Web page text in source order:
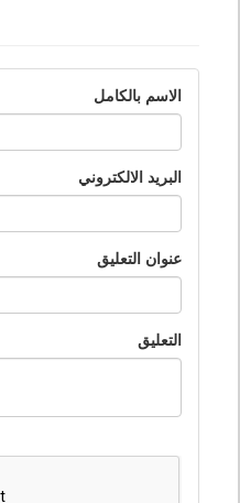
الاسم بالكامل
البريد الالكتروني
عنوان التعليق
التعليق